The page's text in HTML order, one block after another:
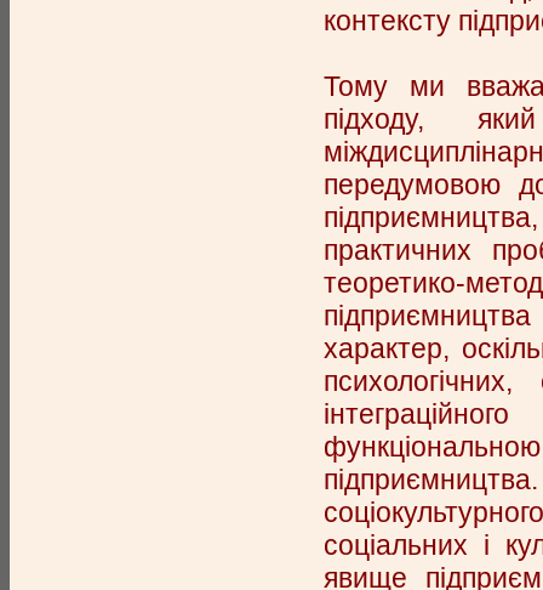
контексту
Тому ми
підходу,
передумовою
практичних
теоретико-
характер,
соціальних і
явище